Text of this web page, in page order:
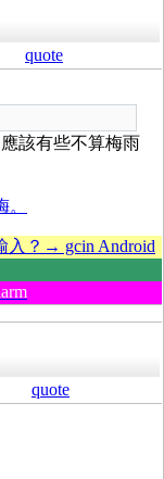
quote
該有些不算梅雨
入？→ gcin Android
quote